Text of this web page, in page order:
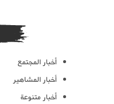
أخبار المجتمع
أخبار المشاهير
أخبار متنوعة